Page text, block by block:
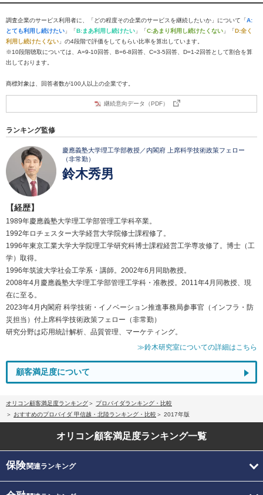
調査企業のサービス利用者に、「どの程度その企業のサービスを継続したいか」について「A:
とても利用し続けたい 」「B:まあ利用し続けたい 」「C:あまり利用し続けたくない 」「D:全く
利用し続けたくない 」の4段階で評価をしてもらい比率を算出しています。
※10段階聴取については、A=9-10回答、B=6-8回答、C=3-5回答、D=1-2回答として割合を算
出しております。
商標対象は、回答者数が100人以上の企業です。
継続意向データ（PDF）
ランキング監修
慶應義塾大学理工学部教授／内閣府 上席科学技術政策フェロー
（非常勤）
鈴木秀男
【経歴】
1989年慶應義塾大学理工学部管理工学科卒業。
1992年ロチェスター大学経営大学院修士課程修了。
1996年東京工業大学大学院理工学研究科博士課程経営工学専攻修了。博士（工
学）取得。
1996年筑波大学社会工学系・講師。2002年6月同助教授。
2008年4月慶應義塾大学理工学部管理工学科・准教授。2011年4月同教授、現
在に至る。
2023年4月内閣府 科学技術・イノベーション推進事務局参事官（インフラ・防
災担当）付上席科学技術政策フェロー（非常勤）
研究分野は応用統計解析、品質管理、マーケティング。
≫鈴木研究室についての詳細はこちら
顧客満足度について
オリコン顧客満足度ランキング
プロバイダランキング・比較
おすすめのプロバイダ 甲信越・北陸ランキング・比較
2017年版
オリコン顧客満足度ランキング一覧
保険関連ランキング